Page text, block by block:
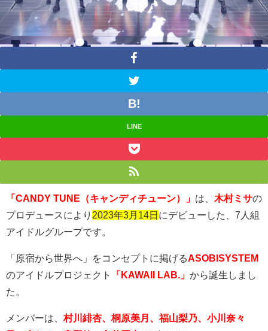
LINE
「CANDY TUNE（キャンディチューン）」 は、 木村ミサの
プロデュースにより 2023年3月14日にデビューした、 7 人組
アイドルグループです。
「原宿から世界へ」をコンセプトに掲げるASOBISYSTEM
のアイドルプロジェクト
「KAWAII LAB.」 から誕生しまし
た。
メンバーは、 村川緋杏、桐原美月、福山梨乃、小川奈々